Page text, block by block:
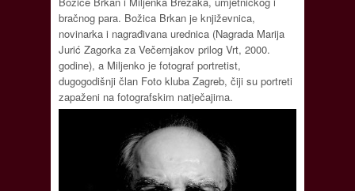
bračnog para. Božica Brkan je književnica,
novinarka i nagrađivana urednica (Nagrada Marija
Jurić Zagorka za Večernjakov prilog Vrt, 2000.
godine), a Miljenko je fotograf portretist,
dugogodišnji član Foto kluba Zagreb, čiji su portreti
zapaženi na fotografskim natječajima.